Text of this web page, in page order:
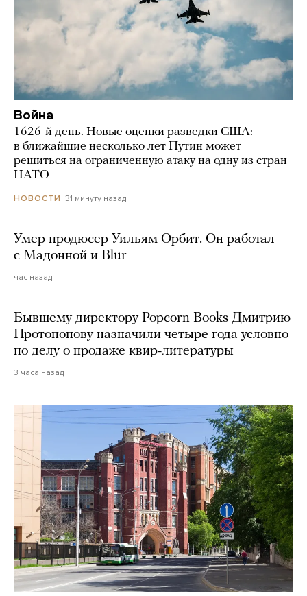
Война
1626-й день. Новые оценки разведки США:
в ближайшие несколько лет Путин может
решиться на ограниченную атаку на одну из стран
НАТО
НОВОСТИ 31 минуту назад
Умер продюсер Уильям Орбит. Он работал
с Мадонной и Blur
час назад
Бывшему директору Popcorn Books Дмитрию
Протопопову назначили четыре года условно
по делу о продаже квир-литературы
3 часа назад